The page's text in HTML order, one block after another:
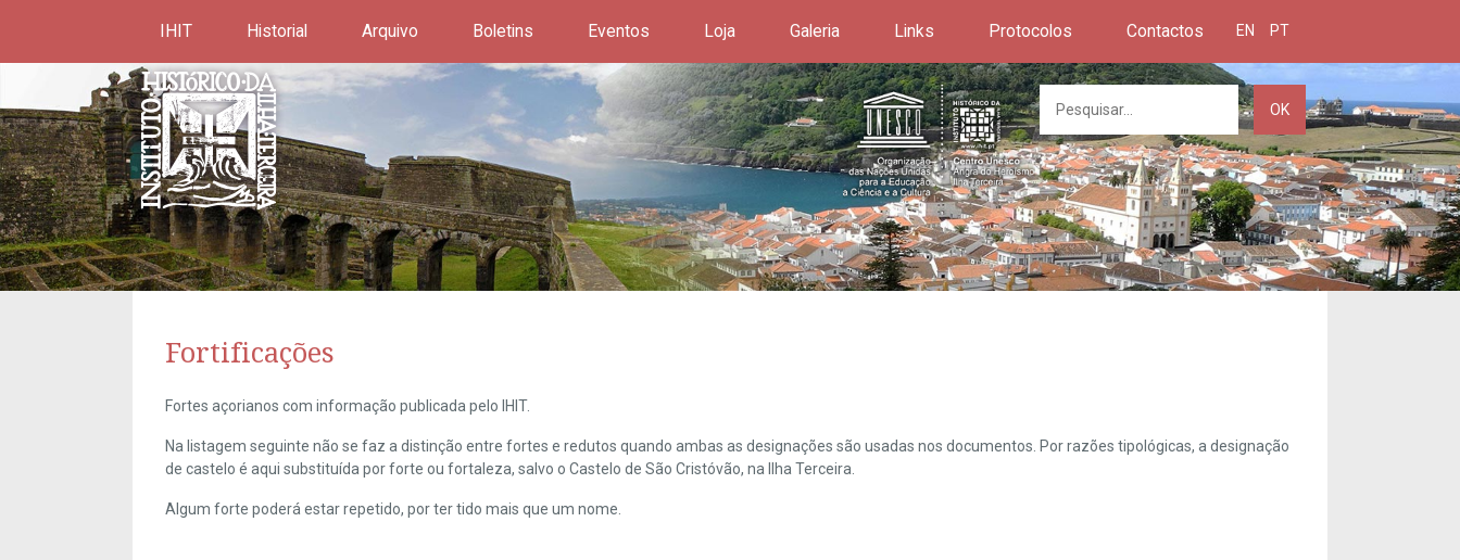
IHIT Historial Arquivo Boletins Eventos Loja Galeria Links Protocolos Contactos EN PT
OK
Fortificações
Fortes açorianos com informação publicada pelo IHIT.
Na listagem seguinte não se faz a distinção entre fortes e redutos quando ambas as designações são usadas nos documentos. Por razões tipológicas, a designação
de castelo é aqui substituída por forte ou fortaleza, salvo o Castelo de São Cristóvão, na Ilha Terceira.
Algum forte poderá estar repetido, por ter tido mais que um nome.